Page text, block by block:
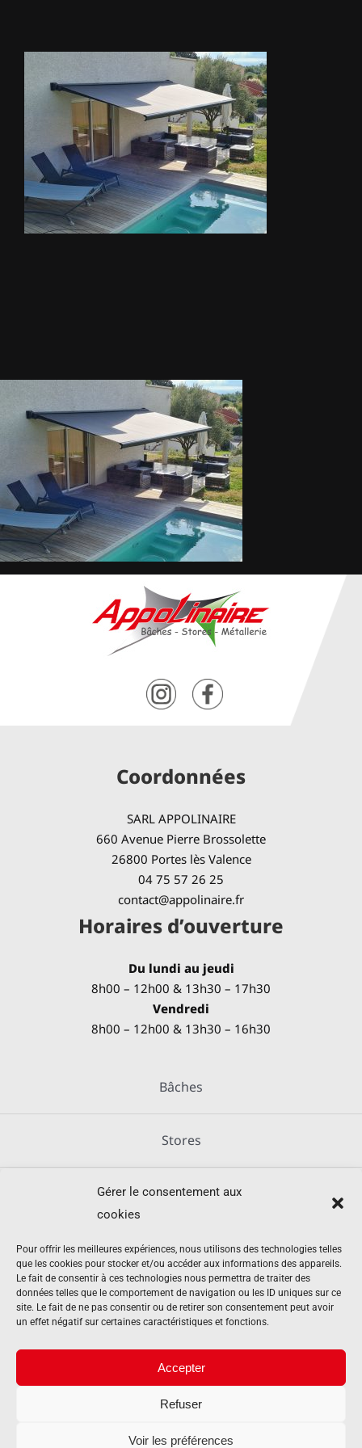
Gérer le consentement aux
cookies
Pour offrir les meilleures expériences, nous utilisons des technologies telles
que les cookies pour stocker et/ou accéder aux informations des appareils.
Le fait de consentir à ces technologies nous permettra de traiter des
données telles que le comportement de navigation ou les ID uniques sur ce
site. Le fait de ne pas consentir ou de retirer son consentement peut avoir
un effet négatif sur certaines caractéristiques et fonctions.
Accepter
Refuser
Voir les préférences
METALLERIE
ÉQUIPEMENTS AGRICOLES
CONTACT
Coordonnées
SARL APPOLINAIRE
660 Avenue Pierre Brossolette
26800 Portes lès Valence
04 75 57 26 25
contact@appolinaire.fr
Horaires d’ouverture
Du lundi au jeudi
8h00 – 12h00 & 13h30 – 17h30
Vendredi
8h00 – 12h00 & 13h30 – 16h30
Bâches
Stores
Métallerie
Équipements agricoles
Mentions légales
Politique de cookies (UE)
Contact